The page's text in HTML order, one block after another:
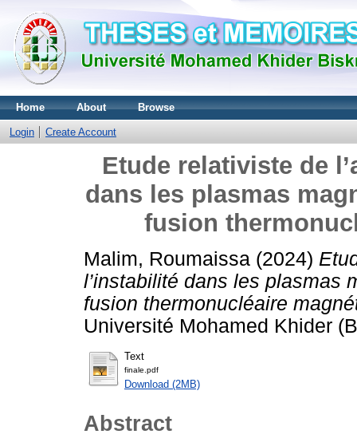
Home About Browse
Login Create Account
Etude relativiste de
dans les plasmas
fusion
Malim, Roumaissa (2024)
l’instabilité dans les plasmas
fusion thermonucléaire
Université Mohamed Khider
Text
finale.pdf
Download (2MB)
Abstract